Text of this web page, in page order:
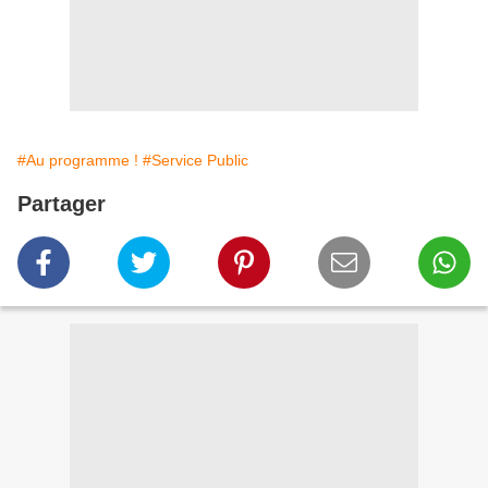
#Au programme ! #Service Public
Partager